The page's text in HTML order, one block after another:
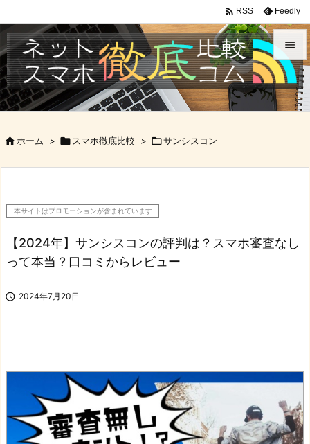


メニュ

 RSS Feedly
ホーム >  スマホ徹底比較 > サンシスコン
本サイトはプロモーションが含まれています
【2024年】サンシスコンの評判は？スマホ審査なし
って本当？口コミからレビュー
 2024年7月20日